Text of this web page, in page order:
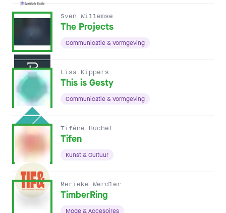
Sven Willemse
The Projects
Communicatie & Vormgeving
Lisa Kippers
This is Gesty
Communicatie & Vormgeving
Tifène Huchet
Tifen
Kunst & Cultuur
Merieke Werdler
TimberRing
Mode & Accesoires